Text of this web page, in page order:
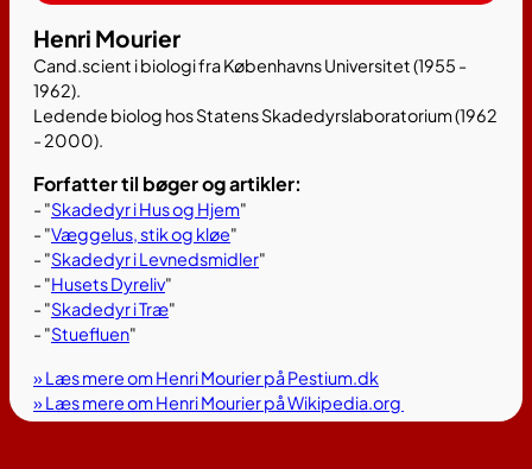
Henri Mourier
Cand.scient i biologi fra Københavns Universitet (1955 -
1962).
Ledende biolog hos Statens Skadedyrslaboratorium (1962
- 2000).
Forfatter til bøger og artikler:
- "Skadedyr i Hus og Hjem"
- "Væggelus, stik og kløe"
- "Skadedyr i Levnedsmidler"
- "Husets Dyreliv"
- "Skadedyr i Træ"
- "Stuefluen"
» Læs mere om Henri Mourier på Pestium.dk
» Læs mere om Henri Mourier på Wikipedia.org